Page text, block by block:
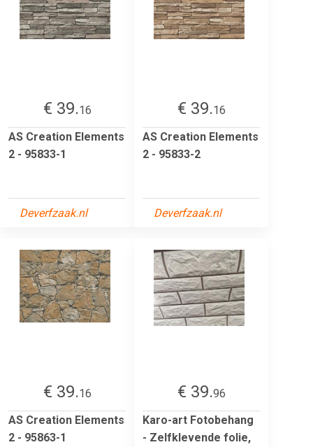
€ 39.16
AS Creation Elements
2 - 95833-1
Deverfzaak.nl
€ 39.16
AS Creation Elements
2 - 95833-2
Deverfzaak.nl
€ 39.16
AS Creation Elements
2 - 95863-1
€ 39.96
Karo-art Fotobehang
- Zelfklevende folie,